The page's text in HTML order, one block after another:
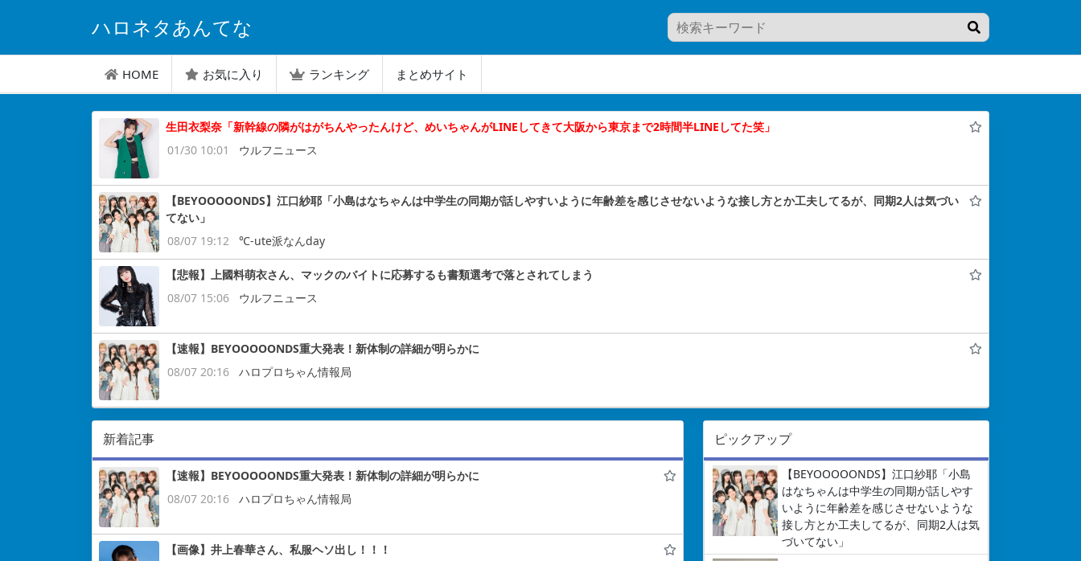
ハロネタあんてな
HOME お気に入り ランキング まとめサイト
生田衣梨奈「新幹線の隣がはがちんやったんけど、めいちゃんがLINEしてきて大阪から東京まで2時間半LINEしてた笑」
01/30 10:01
ウルフニュース
【BEYOOOOONDS】江口紗耶「小島はなちゃんは中学生の同期が話しやすいように年齢差を感じさせないような接し方とか工夫してるが、同期2人は気づい
てない」
08/07 19:12
℃-ute派なんday
【悲報】上國料萌衣さん、マックのバイトに応募するも書類選考で落とされてしまう
08/07 15:06
ウルフニュース
【速報】BEYOOOOONDS重大発表！新体制の詳細が明らかに
08/07 20:16
ハロプロちゃん情報局
ピックアップ
【BEYOOOOONDS】江口紗耶「小島
はなちゃんは中学生の同期が話しやす
いように年齢差を感じさせないような
接し方とか工夫してるが、同期2人は気
づいてない」
新着記事
【速報】BEYOOOOONDS重大発表！新体制の詳細が明らかに
08/07 20:16
ハロプロちゃん情報局
【画像】井上春華さん、私服ヘソ出し！！！